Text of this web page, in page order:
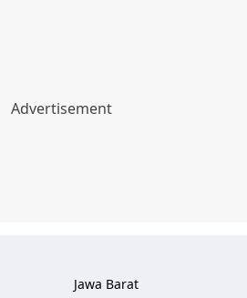
Jawa Barat